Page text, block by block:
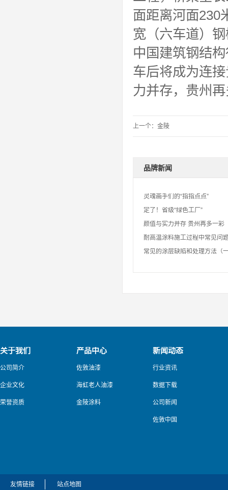
面距离河面230
宽（六车道）
中国建筑钢结
车后将成为连
力并存，贵州
上一个： 金陵
品牌新闻
灵魂画手们的“指指点点”
定了！省级“绿色工厂”
颜值与实力并存 贵州再多一彩
耐高温涂料施工过程中常见问
常见的涂层缺陷和处理方法（
关于我们
公司简介
企业文化
荣誉资质
产品中心
佐敦油漆
海虹老人油漆
金陵涂料
新闻动态
行业资讯
数据下载
公司新闻
佐敦中国
友情链接 站点地图